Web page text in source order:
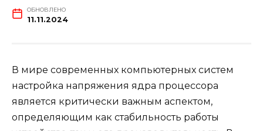
ОБНОВЛЕНО
11.11.2024
В мире современных компьютерных систем
настройка напряжения ядра процессора
является критически важным аспектом,
определяющим как стабильность работы